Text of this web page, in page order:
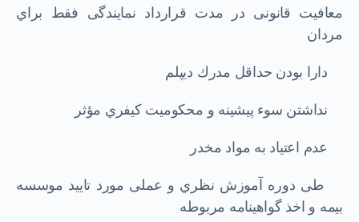
ﻣﻌﺎﻓﯿﺖ ﻗﺎﻧﻮﻧﯽ در ﻣﺪت ﻗﺮارداد ﻧﻤﺎﯾﻨﺪﮔﯽ ﻓﻘﻂ ﺑﺮاي
ﻣﺮدان
دارا ﺑﻮدن ﺣﺪاﻗﻞ ﻣﺪرك دﯾﭙﻠﻢ
ﻧﺪاﺷﺘﻦ ﺳﻮء ﭘﯿﺸﯿﻨﻪ و ﻣﺤﮑﻮﻣﯿﺖ ﮐﯿﻔﺮي ﻣﺆﺛﺮ
ﻋﺪم اﻋﺘﯿﺎد ﺑﻪ ﻣﻮاد ﻣﺨﺪر
ﻃﯽ دوره آﻣﻮزش ﻧﻈﺮي و ﻋﻤﻠﯽ ﻣﻮرد ﺗﺎﯾﯿﺪ ﻣﻮﺳﺴﻪ
ﺑﯿﻤﻪ و اﺧﺬ ﮔﻮاﻫﯿﻨﺎﻣﻪ ﻣﺮﺑﻮﻃﻪ